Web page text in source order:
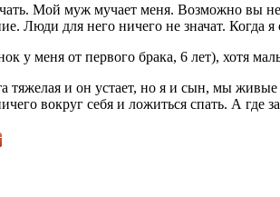
Мой муж мучает меня. Возможно вы
Люди для него ничего не значат. Когда
у меня от первого брака, 6 лет), хотя
тяжелая и он устает, но я и сын, мы
вокруг себя и ложиться спать. А